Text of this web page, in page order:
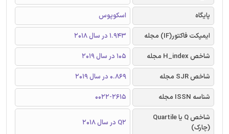
پایگاه
اسکوپوس
ایمپکت فاکتور(IF) مجله
1.943 در سال 2018
شاخص H_index مجله
105 در سال 2019
شاخص SJR مجله
0.869 در سال 2019
شناسه ISSN مجله
0022-2615
شاخص Q یا Quartile
(چارک)
Q2 در سال 2018